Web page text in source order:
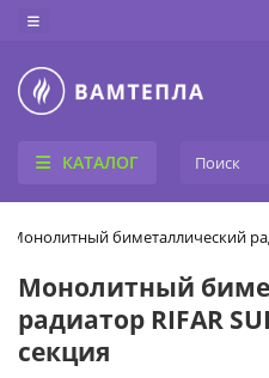
КАТАЛОГ
Монолитный биметаллический
Монолитный
радиатор RIFAR
секция